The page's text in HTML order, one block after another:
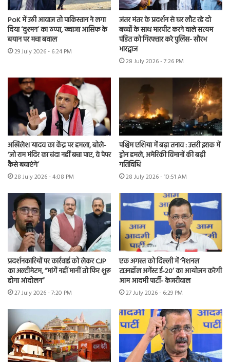
PoK में उठी आवाज तो पाकिस्तान ने लगा
दिया ‘दुश्मन’ का ठप्पा, ख्वाजा आसिफ के
बयान पर मचा बवाल
29 July 2026 - 6:24 PM
जंतर मंतर के प्रदर्शन से घर लौट रहे दो
बच्चों के साथ मारपीट करने वाले सत्यम
पंडित को गिरफ्तार करे पुलिस- सौरभ
भारद्वाज
28 July 2026 - 7:26 PM
अखिलेश यादव का केंद्र पर हमला, बोले-
‘जो राम मंदिर का चंदा नहीं बचा पाए, वे पेपर
कैसे बचाएंगे’
28 July 2026 - 4:08 PM
पश्चिम एशिया में बढ़ा तनाव : उत्तरी इराक में
ड्रोन हमले, अमेरिकी विमानों की बढ़ी
गतिविधि
28 July 2026 - 10:51 AM
प्रदर्शनकारियों पर कार्रवाई को लेकर CJP
का अल्टीमेटम, “मांगें नहीं मानीं तो फिर शुरू
होगा आंदोलन”
27 July 2026 - 7:20 PM
एक अगस्त को दिल्ली में ‘नेशनल
टाउनहॉल अगेंस्ट ई-20’ का आयोजन करेगी
आम आदमी पार्टी- केजरीवाल
27 July 2026 - 6:29 PM